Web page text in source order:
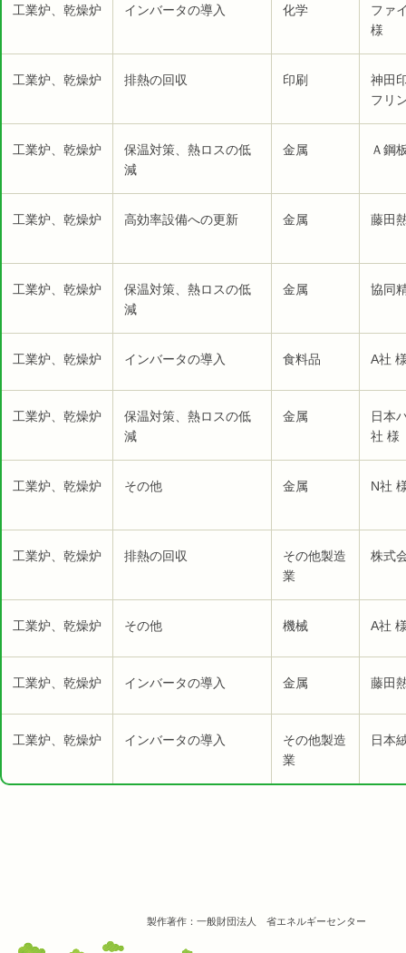
工業炉、乾燥炉 インバータの導入 化学
ファ
様
工業炉、乾燥炉 排熱の回収 印刷
神田
フリ
工業炉、乾燥炉
保温対策、熱ロスの低
減
金属 Ａ鋼
工業炉、乾燥炉 高効率設備への更新 金属 藤田
工業炉、乾燥炉
保温対策、熱ロスの低
減
金属 協同
工業炉、乾燥炉 インバータの導入 食料品 A社
工業炉、乾燥炉
保温対策、熱ロスの低
減
金属
日本
社 様
工業炉、乾燥炉 その他 金属 N社
工業炉、乾燥炉 排熱の回収
その他製造
業
株式
工業炉、乾燥炉 その他 機械 A社
工業炉、乾燥炉 インバータの導入 金属 藤田
工業炉、乾燥炉 インバータの導入
その他製造
業
日本
製作著作：一般財団法人 省エネルギーセンター